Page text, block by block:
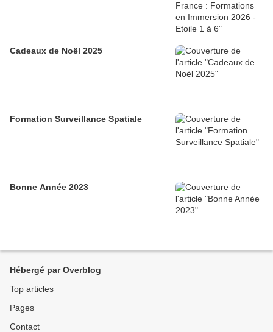
Cadeaux de Noël 2025
Formation Surveillance Spatiale
Bonne Année 2023
Hébergé par Overblog
Top articles
Pages
Contact